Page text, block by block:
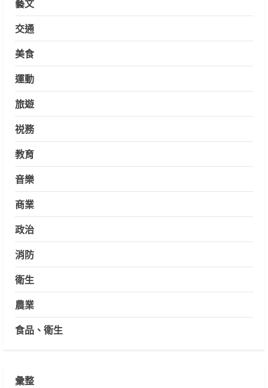
交通
美食
運動
旅遊
祱務
教育
音樂
商業
政治
消防
衛生
農業
食品、衛生
彙整